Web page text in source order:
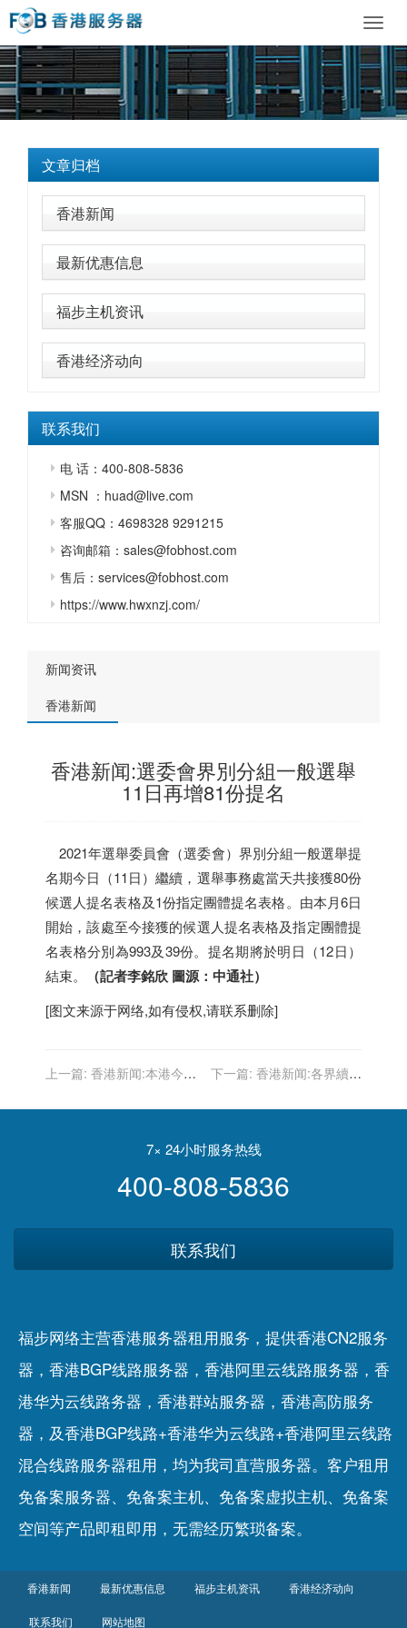
文章归档
香港新闻
最新优惠信息
福步主机资讯
香港经济动向
联系我们
电 话：400-808-5836
MSN ：huad@live.com
客服QQ：4698328 9291215
咨询邮箱：sales@fobhost.com
售后：services@fobhost.com
https://www.hwxnzj.com/
新闻资讯
香港新闻
香港新闻:選委會界別分組一般選舉
11日再增81份提名
2021年選舉委員會（選委會）界別分組一般選舉提
名期今日（11日）繼續，選舉事務處當天共接獲80份
候選人提名表格及1份指定團體提名表格。由本月6日
開始，該處至今接獲的候選人提名表格及指定團體提
名表格分別為993及39份。提名期將於明日（12日）
結束。
（記者李銘欣 圖源：中通社）
[图文来源于网络,如有侵权,请联系删除]
上一篇: 香港新闻:本港今天
下一篇: 香港新闻:各界續評
計以銷毀證據
7× 24小时服务热线
400-808-5836
联系我们
福步网络主营香港服务器租用服务，提供香港CN2服务
器，香港BGP线路服务器，香港阿里云线路服务器，香
港华为云线路务器，香港群站服务器，香港高防服务
器，及香港BGP线路+香港华为云线路+香港阿里云线路
混合线路服务器租用，均为我司直营服务器。客户租用
免备案服务器、 免备案主机、 免备案虚拟主机、 免备案
空间等产品即租即用，无需经历繁琐备案。
香港新闻 最新优惠信息 福步主机资讯 香港经济动向
联系我们 网站地图